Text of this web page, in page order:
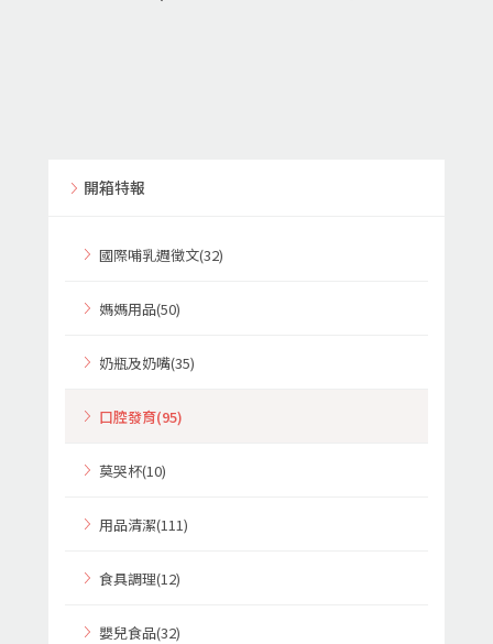
開箱特報
國際哺乳週徵文(32)
媽媽用品(50)
奶瓶及奶嘴(35)
口腔發育(95)
莫哭杯(10)
用品清潔(111)
食具調理(12)
嬰兒食品(32)